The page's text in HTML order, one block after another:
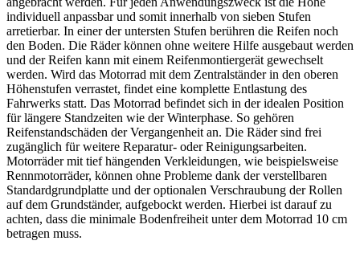
individuell anpassbar und somit innerhalb von sieben Stufen
arretierbar. In einer der untersten Stufen berühren die Reifen noch
den Boden. Die Räder können ohne weitere Hilfe ausgebaut werden
und der Reifen kann mit einem Reifenmontiergerät gewechselt
werden. Wird das Motorrad mit dem Zentralständer in den oberen
Höhenstufen verrastet, findet eine komplette Entlastung des
Fahrwerks statt. Das Motorrad befindet sich in der idealen Position
für längere Standzeiten wie der Winterphase. So gehören
Reifenstandschäden der Vergangenheit an. Die Räder sind frei
zugänglich für weitere Reparatur- oder Reinigungsarbeiten.
Motorräder mit tief hängenden Verkleidungen, wie beispielsweise
Rennmotorräder, können ohne Probleme dank der verstellbaren
Standardgrundplatte und der optionalen Verschraubung der Rollen
auf dem Grundständer, aufgebockt werden. Hierbei ist darauf zu
achten, dass die minimale Bodenfreiheit unter dem Motorrad 10 cm
betragen muss.